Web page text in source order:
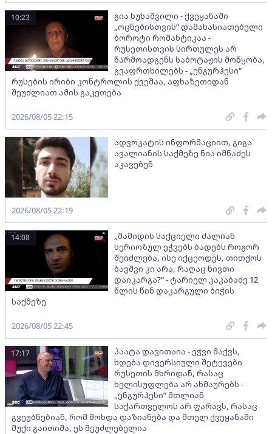
გია ხუხაშვილი - ქვეყანაში
„ოცნებისთვის“ დამახასიათებელი
ბოროტი რომანტიკაა -
რუსეთისთვის სირთულეს არ
წარმოადგენს საბოტაჟის მოწყობა,
გვაფრთხილებს - „ენგურჰესი“
რუსების ირიბი კონტროლის ქვეშაა, აფხაზეთიდან
შეუძლიათ ამის გაკეთება
10:23
2026/08/05 22:15
ადვოკატის ინფორმაციით, გიგა
ავალიანის საქმეზე ნია იმნაძეს
აკავებენ
2026/08/05 22:19
„მამიდის საქციელი ძალიან
სერიოზულ ეჭვებს ბადებს როგორ
შეიძლება, ისე იქცეოდეს, თითქოს
ბავშვი კი არა, რაღაც ნივთი
დაიკარგა?“ - ტარიელ კაკაბაძე 12
წლის წინ დაკარგული ბიჭის
საქმეზე
14:08
2026/08/05 22:45
პაატა დავითაია - ეჭვი მაქვს,
ხდება დივერსიული შეტევები
რუსეთის მხრიდან, რასაც
ხელისუფლება არ ახმაურებს -
„ენგურჰესი“ მთლიან
საქართველოს არ ფარავს, რასაც
გვეუბნებიან, რომ მოხდა დაზიანება და მთელ ქვეყანაში
შუქი გაითიშა, ეს შეუძლებელია
17:17